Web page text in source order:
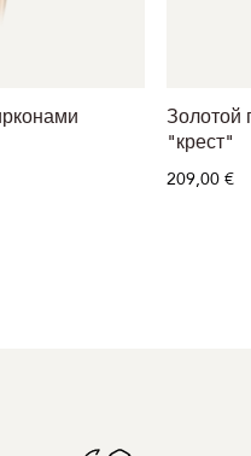
Золотой
"крест"
209,00 €